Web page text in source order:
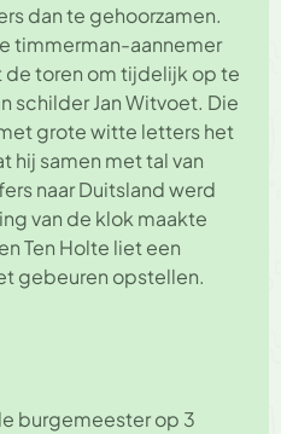
dan te gehoorzamen.
timmerman-aannemer
de toren om tijdelijk op te
schilder Jan Witvoet. Die
grote witte letters het
hij samen met tal van
naar Duitsland werd
van de klok maakte
Ten Holte liet een
gebeuren opstellen.
burgemeester op 3